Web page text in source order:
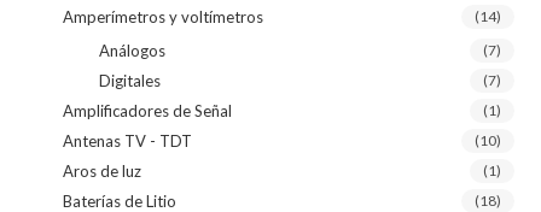
Amperímetros y voltímetros (14)
Análogos (7)
Digitales (7)
Amplificadores de Señal (1)
Antenas TV - TDT (10)
Aros de luz (1)
Baterías de Litio (18)